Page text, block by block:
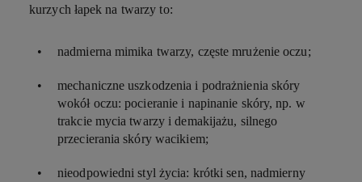
kurzych łapek na twarzy to:
nadmierna mimika twarzy, częste mrużenie oczu;
mechaniczne uszkodzenia i podrażnienia skóry
wokół oczu: pocieranie i napinanie skóry, np. w
trakcie mycia twarzy i demakijażu, silnego
przecierania skóry wacikiem;
nieodpowiedni styl życia: krótki sen, nadmierny